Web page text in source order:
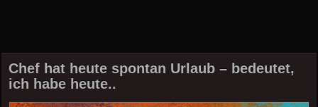
Chef hat heute spontan Urlaub – bedeutet,
ich habe heute..